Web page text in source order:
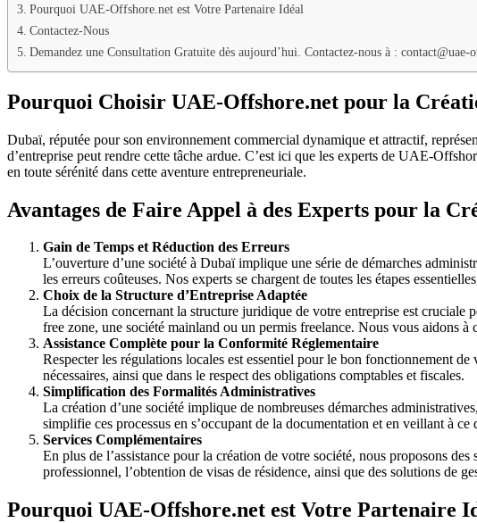
Pourquoi UAE-Offshore.net est Votre Partenaire Idéal
Contactez-Nous
Demandez une Consultation Gratuite dès aujourd’hui. Contactez-nous à : contact@uae-
Pourquoi Choisir UAE-Offshore.net pour la
Dubaï, réputée pour son environnement commercial dynamique et attractif,
d’entreprise peut rendre cette tâche ardue. C’est ici que les experts de UAE-
en toute sérénité dans cette aventure entrepreneuriale.
Avantages de Faire Appel à des Experts pour la
Gain de Temps et Réduction des Erreurs
L’ouverture d’une société à Dubaï implique une série de démarches
les erreurs coûteuses. Nos experts se chargent de toutes les étapes
Choix de la Structure d’Entreprise Adaptée
La décision concernant la structure juridique de votre entreprise est
free zone, une société mainland ou un permis freelance. Nous vous aidons
Assistance Complète pour la Conformité Réglementaire
Respecter les régulations locales est essentiel pour le bon fonctionnement
nécessaires, ainsi que dans le respect des obligations comptables et fiscales.
Simplification des Formalités Administratives
La création d’une société implique de nombreuses démarches
simplifie ces processus en s’occupant de la documentation et en veillant à
Services Complémentaires
En plus de l’assistance pour la création de votre société, nous proposons
professionnel, l’obtention de visas de résidence, ainsi que des solutions de
Pourquoi UAE-Offshore.net est Votre Partenaire